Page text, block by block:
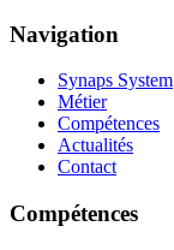
Navigation
Synaps System
Métier
Compétences
Actualités
Contact
Compétences